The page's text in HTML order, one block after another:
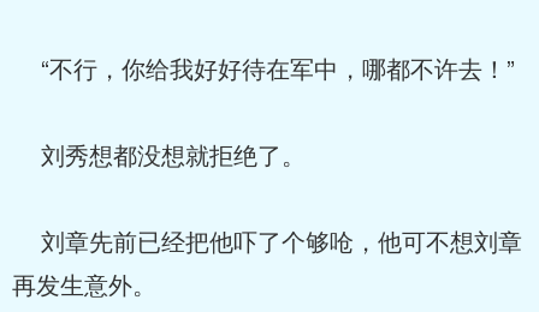
“不行，你给我好好待在军中，哪都不许去！”
刘秀想都没想就拒绝了。
刘章先前已经把他吓了个够呛，他可不想刘章
再发生意外。